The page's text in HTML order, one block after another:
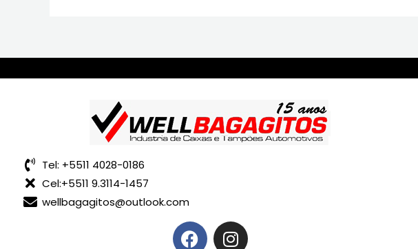
Tel: +5511 4028-0186
Cel:+5511 9.3114-1457
wellbagagitos@outlook.com